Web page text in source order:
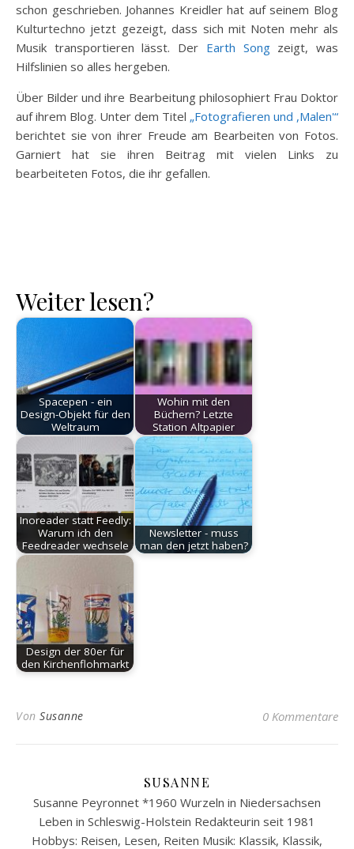
schon geschrieben. Johannes Kreidler hat auf seinem Blog
Kulturtechno jetzt gezeigt, dass sich mit Noten mehr als
Musik transportieren lässt. Der Earth Songzeigt, was
Hilfslinien so alles hergeben.
Über Bilder und ihre Bearbeitung philosophiert Frau Doktor
auf ihrem Blog. Unter dem Titel „Fotografieren und ,Malen'“
berichtet sie von ihrer Freude am Bearbeiten von Fotos.
Garniert hat sie ihren Beitrag mit vielen Links zu
bearbeiteten Fotos, die ihr gefallen.
Weiter lesen?
Spacepen - ein
Design-Objekt für den
Weltraum
Wohin mit den
Büchern? Letzte
Station Altpapier
Inoreader statt Feedly:
Warum ich den
Feedreader wechsele
Newsletter - muss
man den jetzt haben?
Design der 80er für
den Kirchenflohmarkt
Von Susanne 0 Kommentare
SUSANNE
Susanne Peyronnet *1960 Wurzeln in Niedersachsen
Leben in Schleswig-Holstein Redakteurin seit 1981
Hobbys: Reisen, Lesen, Reiten Musik: Klassik, Klassik,